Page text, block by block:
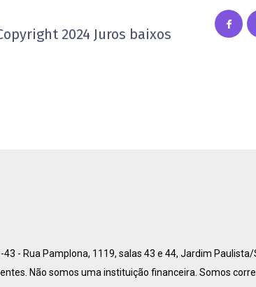
2024 Juros baixos
43 - Rua Pamplona, 1119, salas 43 e 44, Jardim
Não somos uma instituição financeira. Somos